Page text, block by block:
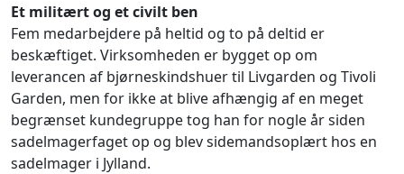
Et militært og et civilt ben
Fem medarbejdere på heltid og to på deltid er
beskæftiget. Virksomheden er bygget op om
leverancen af bjørneskindshuer til Livgarden og Tivoli
Garden, men for ikke at blive afhængig af en meget
begrænset kundegruppe tog han for nogle år siden
sadelmagerfaget op og blev sidemandsoplært hos en
sadelmager i Jylland.